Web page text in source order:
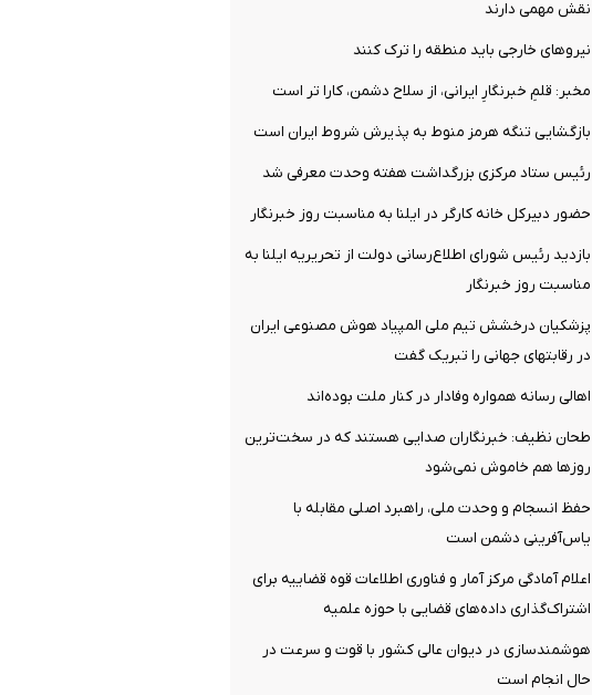
نقش مهمی دارند
نیرو‌های خارجی باید منطقه را ترک کنند
مخبر: قلمِ خبرنگارِ ایرانی، از سلاح دشمن، کارا تر است
بازگشایی تنگه هرمز منوط به پذیرش شروط ایران است
رئیس ستاد مرکزی بزرگداشت هفته وحدت معرفی شد
حضور دبیرکل خانه کارگر در ایلنا به مناسبت روز خبرنگار
بازدید رئیس شورای اطلاع‌رسانی دولت از تحریریه ایلنا به
مناسبت روز خبرنگار
پزشکیان درخشش تیم ملی المپیاد هوش مصنوعی ایران
در رقابتهای جهانی را تبریک گفت
اهالی رسانه همواره وفادار در کنار ملت بوده‌اند
طحان نظیف: خبرنگاران صدایی هستند که در سخت‌ترین
روزها هم خاموش نمی‌شود
حفظ انسجام و وحدت ملی، راهبرد اصلی مقابله با
یاس‌آفرینی دشمن است
اعلام آمادگی مرکز آمار و فناوری اطلاعات قوه قضاییه برای
اشتراک‌گذاری داده‌های قضایی با حوزه علمیه
هوشمندسازی در دیوان عالی کشور با قوت و سرعت در
حال انجام است